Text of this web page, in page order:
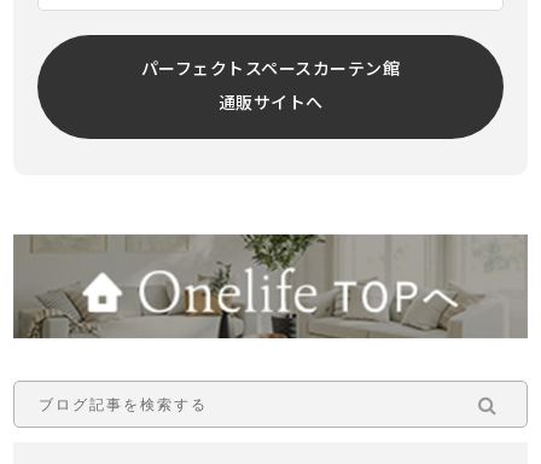
パーフェクトスペースカーテン館
通販サイトへ